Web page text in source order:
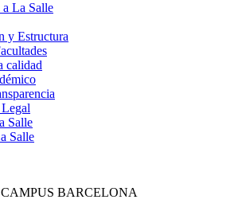
La Salle
y Estructura
calidad
Salle
Salle
BARCELONA